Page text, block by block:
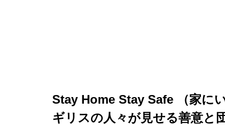
Stay Home Stay Safe （家に
ギリスの人々が見せる善意と